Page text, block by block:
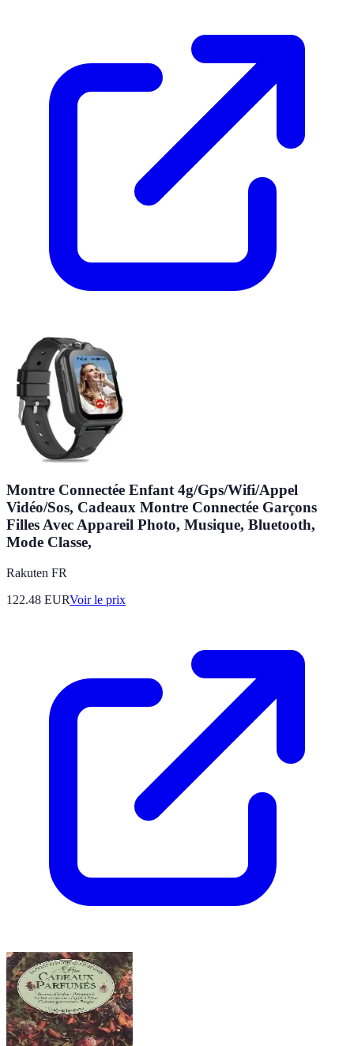
Montre Connectée Enfant 4g/Gps/Wifi/Appel
Vidéo/Sos, Cadeaux Montre Connectée Garçons
Filles Avec Appareil Photo, Musique, Bluetooth,
Mode Classe,
Rakuten FR
122.48 EURVoir le prix